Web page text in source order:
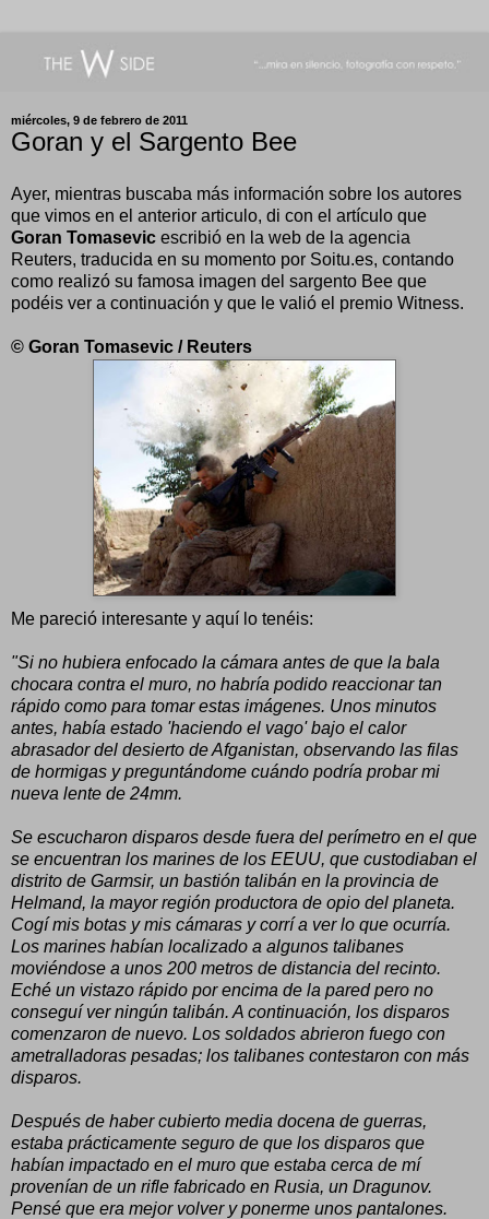
miércoles, 9 de febrero de 2011
Goran y el Sargento Bee
Ayer, mientras buscaba más información sobre los autores
que vimos en el anterior articulo, di con el artículo que
Goran Tomasevic escribió en la web de la agencia
Reuters, traducida en su momento por Soitu.es, contando
como realizó su famosa imagen del sargento Bee que
podéis ver a continuación y que le valió el premio Witness.
© Goran Tomasevic / Reuters
Me pareció interesante y aquí lo tenéis:
"Si no hubiera enfocado la cámara antes de que la bala
chocara contra el muro, no habría podido reaccionar tan
rápido como para tomar estas imágenes. Unos minutos
antes, había estado 'haciendo el vago' bajo el calor
abrasador del desierto de Afganistan, observando las filas
de hormigas y preguntándome cuándo podría probar mi
nueva lente de 24mm.
Se escucharon disparos desde fuera del perímetro en el que
se encuentran los marines de los EEUU, que custodiaban el
distrito de Garmsir, un bastión talibán en la provincia de
Helmand, la mayor región productora de opio del planeta.
Cogí mis botas y mis cámaras y corrí a ver lo que ocurría.
Los marines habían localizado a algunos talibanes
moviéndose a unos 200 metros de distancia del recinto.
Eché un vistazo rápido por encima de la pared pero no
conseguí ver ningún talibán. A continuación, los disparos
comenzaron de nuevo. Los soldados abrieron fuego con
ametralladoras pesadas; los talibanes contestaron con más
disparos.
Después de haber cubierto media docena de guerras,
estaba prácticamente seguro de que los disparos que
habían impactado en el muro que estaba cerca de mí
provenían de un rifle fabricado en Rusia, un Dragunov.
Pensé que era mejor volver y ponerme unos pantalones.